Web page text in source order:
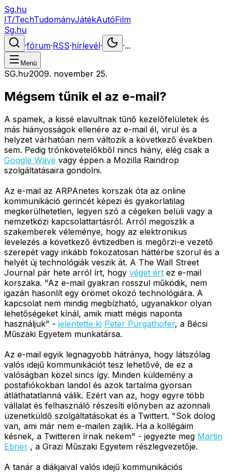
Sg.hu
IT/TechTudományJátékAutóFilm
Sg.hu
·fórum·RSS·hírlevél· ·...
Menü
SG.hu·2009. november 25.
Mégsem tűnik el az e-mail?
A spamek, a kissé elavultnak tűnő kezelőfelületek és
más hiányosságok ellenére az e-mail él, virul és a
helyzet várhatóan nem változik a következő években
sem. Pedig trónkövetelőkből nincs hiány, elég csak a
Google Wave vagy éppen a Mozilla Raindrop
szolgáltatásaira gondolni.
Az e-mail az ARPAnetes korszak óta az online
kommunikáció gerincét képezi és gyakorlatilag
megkerülhetetlen, legyen szó a cégeken belüli vagy a
nemzetközi kapcsolattartásról. Arról megoszlik a
szakemberek véleménye, hogy az elektronikus
levelezés a következő évtizedben is megőrzi-e vezető
szerepét vagy inkább fokozatosan háttérbe szorul és a
helyét új technológiák veszik át. A The Wall Street
Journal pár hete arról írt, hogy véget ért ez e-mail
korszaka. "Az e-mail gyakran rosszul működik, nem
igazán hasonlít egy örömet okozó technológiára. A
kapcsolat nem mindig megbízható, ugyanakkor olyan
lehetőségeket kínál, amik miatt mégis naponta
használjuk" - jelentette ki Peter Purgathofer, a Bécsi
Műszaki Egyetem munkatársa.
Az e-mail egyik legnagyobb hátránya, hogy látszólag
valós idejű kommunikációt tesz lehetővé, de ez a
valóságban közel sincs így. Minden küldemény a
postafiókokban landol és azok tartalma gyorsan
átláthatatlanná válik. Ezért van az, hogy egyre több
vállalat és felhasználó részesíti előnyben az azonnali
üzenetküldő szolgáltatásokat és a Twittert. "Sok dolog
van, ami már nem e-mailen zajlik. Ha a kollégáim
késnek, a Twitteren írnak nekem" - jegyezte meg Martin
Ebner , a Grazi Műszaki Egyetem részlegvezetője.
A tanár a diákjaival valós idejű kommunikációs